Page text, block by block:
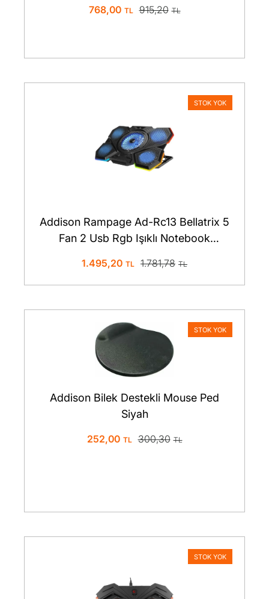
768,00 915,20
STOK YOK
Addison Rampage Ad-Rc13 Bellatrix 5
Fan 2 Usb Rgb Işıklı Notebook
1.495,20 1.781,78
STOK YOK
Addison Bilek Destekli Mouse Ped
Siyah
252,00 300,30
STOK YOK